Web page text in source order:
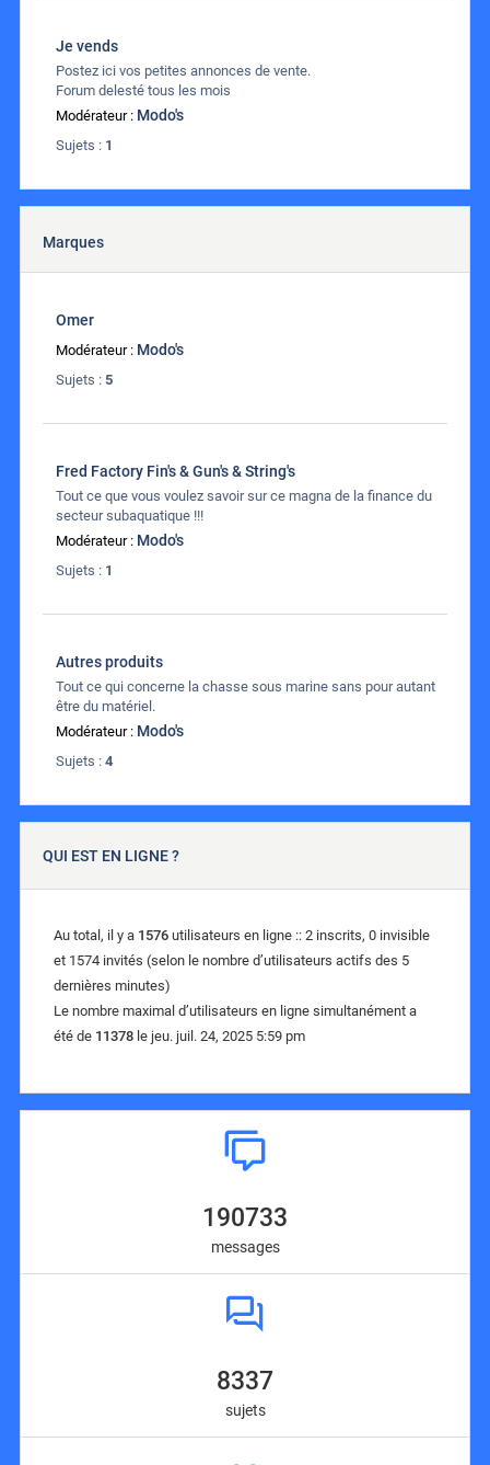
Je vends
Postez ici vos petites annonces de vente.
Forum delesté tous les mois
Modérateur : Modo's
Sujets : 1
Marques
Omer
Modérateur : Modo's
Sujets : 5
Fred Factory Fin's & Gun's & String's
Tout ce que vous voulez savoir sur ce magna de la finance du
secteur subaquatique !!!
Modérateur : Modo's
Sujets : 1
Autres produits
Tout ce qui concerne la chasse sous marine sans pour autant
être du matériel.
Modérateur : Modo's
Sujets : 4
QUI EST EN LIGNE ?
Au total, il y a 1576 utilisateurs en ligne :: 2 inscrits, 0 invisible
et 1574 invités (selon le nombre d’utilisateurs actifs des 5
dernières minutes)
Le nombre maximal d’utilisateurs en ligne simultanément a
été de 11378 le jeu. juil. 24, 2025 5:59 pm
190733
messages
8337
sujets